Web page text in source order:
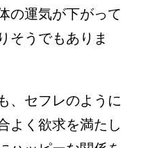
の運気が下がって
そうでもありま
、セフレのように
よく欲求を満たし